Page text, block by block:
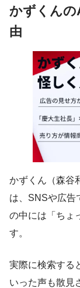
かずくん
由
かずくん（森谷
は、SNSや広告
の中には「ちょ
す。
実際に検索する
いった声も散見